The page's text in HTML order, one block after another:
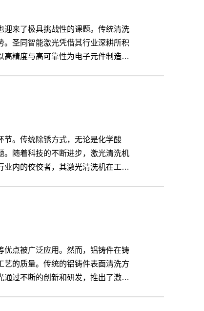
迎来了极具挑战性的课题。传统清洗
圣同智能激光凭借其行业深耕所积
精度与高可靠性为电子元件制造注
节。传统除锈方式，无论是化学酸
。随着科技的不断进步，激光清洗机
内的佼佼者，其激光清洗机在工业
优点被广泛应用。然而，铝铸件在铸
的质量。传统的铝铸件表面清洗方
过不断的创新和研发，推出了激光